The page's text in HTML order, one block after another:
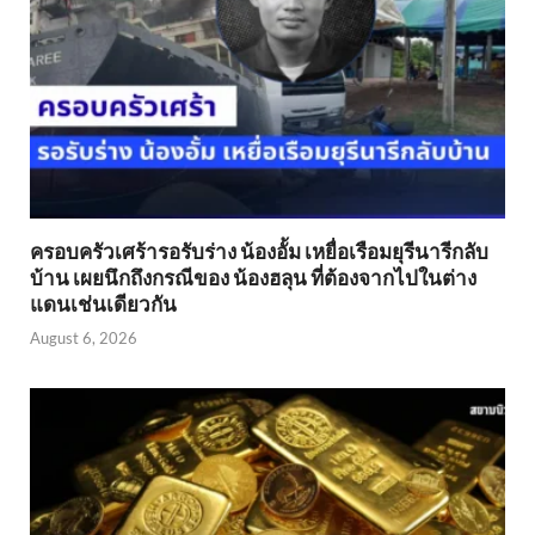
ครอบครัวเศร้ารอรับร่าง น้องอั้ม เหยื่อเรือมยุรีนารีกลับ
บ้าน เผยนึกถึงกรณีของ น้องฮลุน ที่ต้องจากไปในต่าง
แดนเช่นเดียวกัน
August 6, 2026